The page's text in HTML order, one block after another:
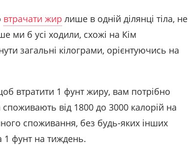
втрачати жир лише в одній ділянці тіла, не
ми б усі ходили, схожі на Кім
загальні кілограми, орієнтуючись на
втратити 1 фунт жиру, вам потрібно
від 1800 до 3000 калорій на
споживання, без будь-яких інших
1 фунт на тиждень.